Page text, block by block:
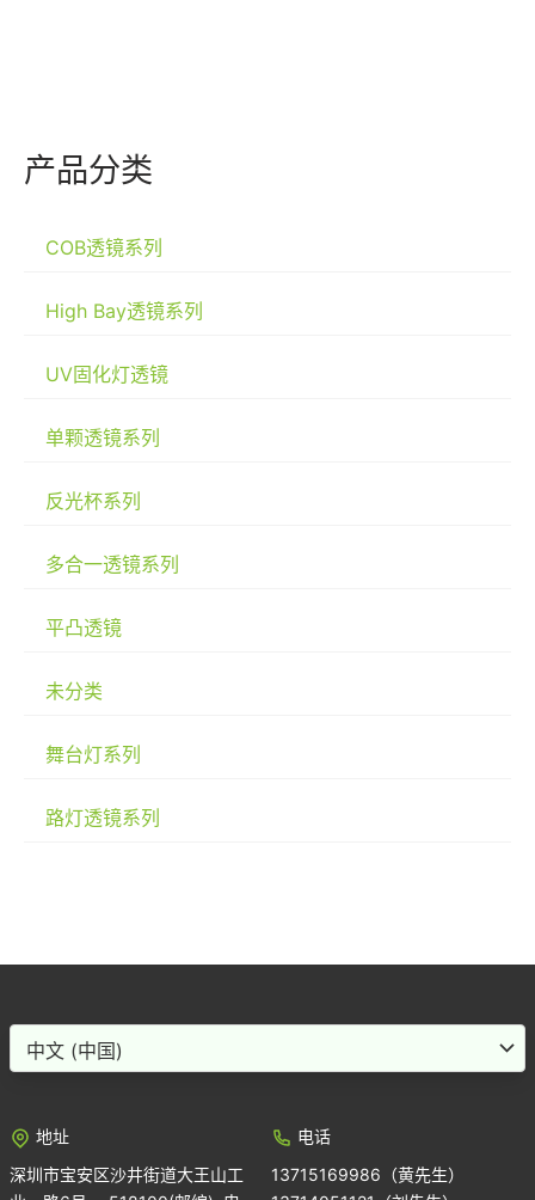
产品分类
COB透镜系列
High Bay透镜系列
UV固化灯透镜
单颗透镜系列
反光杯系列
多合一透镜系列
平凸透镜
未分类
舞台灯系列
路灯透镜系列
Choose
地址
深圳市宝安区沙井街道大王山工
电话
13715169986（黄先生）